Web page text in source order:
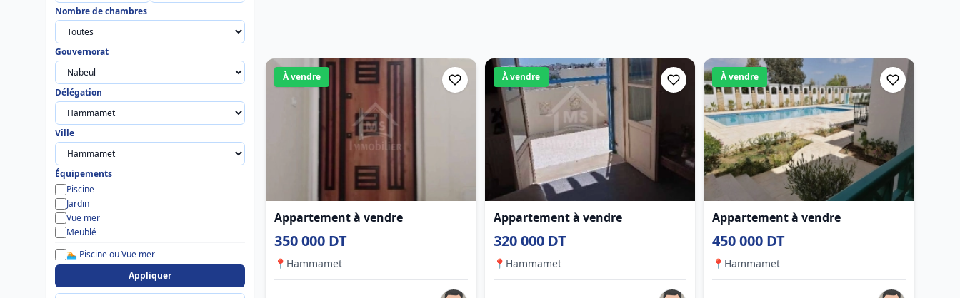
Nombre de chambres
Gouvernorat
Délégation
Ville
Équipements
Piscine
Jardin
Vue mer
Meublé
🏊 Piscine ou Vue mer
Appliquer
À vendre
Appartement à vendre
350 000 DT
📍 Hammamet
À vendre
Appartement à vendre
320 000 DT
📍 Hammamet
À vendre
Appartement à vendre
450 000 DT
📍 Hammamet